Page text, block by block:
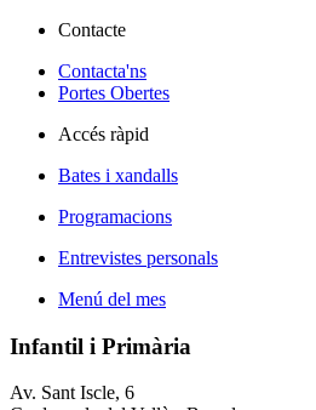
Contacte
Contacta'ns
Portes Obertes
Accés ràpid
Bates i xandalls
Programacions
Entrevistes personals
Menú del mes
Infantil i Primària
Av. Sant Iscle, 6